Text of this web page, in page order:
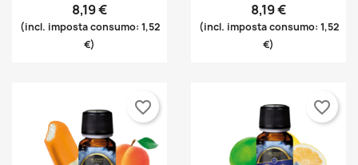
8,19 €
(incl. imposta consumo: 1,52
€)
8,19 €
(incl. imposta consumo: 1,52
€)
favorite_border favorite_border